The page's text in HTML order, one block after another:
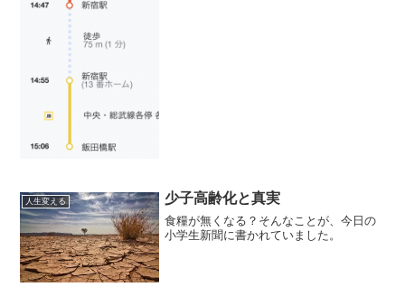
人生変える 少子高齢化と真実
食糧が無くなる？そんなことが、今日の
小学生新聞に書かれていました。